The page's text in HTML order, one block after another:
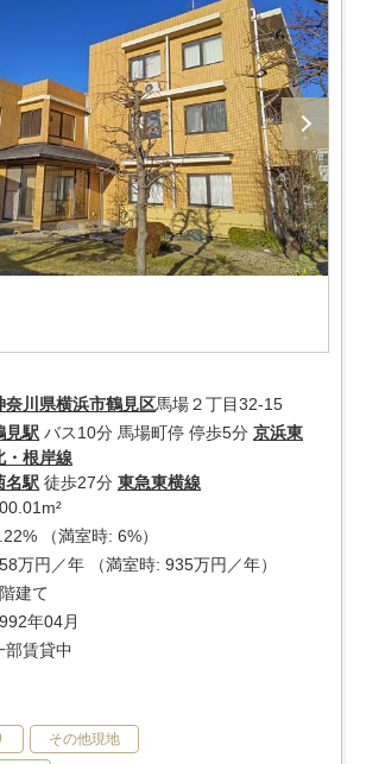
奈川県横浜市鶴見区馬場２丁目32-15
見駅 バス10分 馬場町停 停歩5分 京浜東
・根岸線
名駅 徒歩27分 東急東横線
（満室時: 6%）
万円／年 （満室時: 935万円／年）
建て
年04月
部賃貸中
その他現地